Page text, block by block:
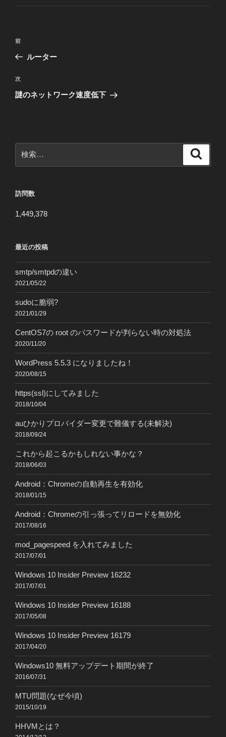
投
ビ
ゲ
ン
前
の
稿
前
ルーター
次
の
次
謎のネットワーク速度低下
索:
訪問数
1,449,378
最近の投稿
smtp/smtpdの違い
2021/05/22
sudoに脆弱?
2021/01/29
CentOS7の root のパスワードが判らない時の対処法
2020/11/20
WordPress 5.5.3 になりましたね！
2020/08/15
https(ssl)にしてみました
2018/10/04
auひかりプロバイダー変更で難儀する(未解決)
2018/09/24
これから起こるかもしれない事かな？
2018/06/03
Android：Chromeの自動再生を有効化
2018/01/15
Android：Chromeの引っ張ってリロードを無効化
2017/08/16
mod_pagespeed を入れてみました
2017/07/01
Windows 10 Insider Preview 16232
2017/07/01
Windows 10 Insider Preview 16188
2017/05/08
Windows 10 Insider Preview 16179
2017/04/20
Windows10 無料アップデート期間が終了
2016/07/31
MTU問題(なぜ今頃)
2015/10/19
HHVMとは？